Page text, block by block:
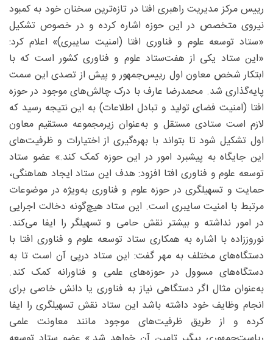
رییس مرکز مدیریت راهبری افتا در تازه‌ترین سخنان خود به کمبود
نیروی متخصص در این حوزه اشاره کرده و در خصوص تشکیل
«ستاد توسعه علوم و فناوری افتا (امنیت سایبری)» اعلام کرد:
«این ستاد یکی از هفت‌ستاد علوم و فناوری کشور است که با
ابتکار شخص معاون اول رییس‌جمهور و پیش از تصدی این سمت
پایه‌گذاری شد. محمدرضا عارف با درک چالش‌های موجود در حوزه
افتا (امنیت فضای تولید و تبادل اطلاعات) به این نتیجه رسید که
لازم است ستادی مستقل و به‌عنوان زیرمجموعه مستقیم معاون
اول تشکیل شود تا بتواند با بهره‌گیری از اختیارات و ظرفیت‌های
این جایگاه به پیشبرد امور در این حوزه کمک کند.» عضو ستاد
توسعه علوم و فناوری افتا افزود: هدف این ستاد ایجاد هماهنگی،
حمایت و تسهیلگری در حوزه علوم و فناوری به‌ویژه در موضوعات
مرتبط با امنیت سایبری است. این ستاد هیچ‌گونه دخالت اجرایی
در امور نداشته و بیشتر نقش حامی و تسهیلگر را ایفا می‌کند.
نوروززاده با اشاره به همکاری ستاد توسعه علوم و فناوری افتا با
دستگاه‌های مختلف به مهر گفت: این ستاد درپی آن است تا به
دستگاه‌های مسوول در حوزه‌های علمی و فناورانه کمک کند.
به‌عنوان مثال اگر دستگاهی نیاز به فناوری یا دانش خاصی برای
انجام وظایف خود داشته باشد این ستاد نقش تسهیلگری را ایفا
کرده و از طریق ظرفیت‌های موجود مانند معاونت علمی